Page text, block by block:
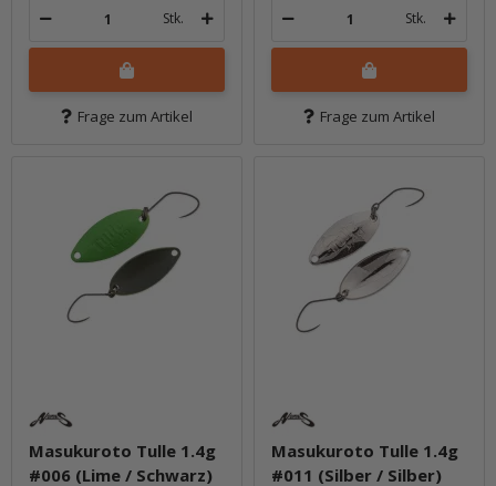
Stk.
Frage zum Artikel
Stk.
Frage zum Artikel
Masukuroto Tulle 1.4g
#006 (Lime / Schwarz)
Masukuroto Tulle 1.4g
#011 (Silber / Silber)